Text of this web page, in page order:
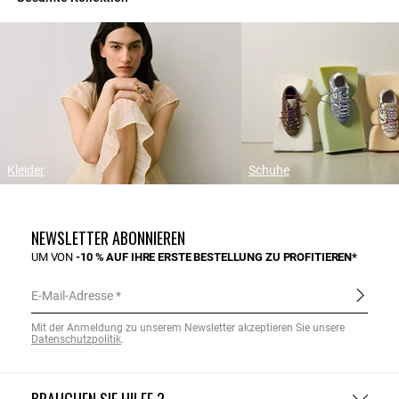
Kleider Schuhe
NEWSLETTER ABONNIEREN
UM VON-10 % AUF IHRE ERSTE BESTELLUNG ZU PROFITIEREN*
E-Mail-Adresse
Mit der Anmeldung zu unserem Newsletter akzeptieren Sie unsere
Datenschutzpolitik.